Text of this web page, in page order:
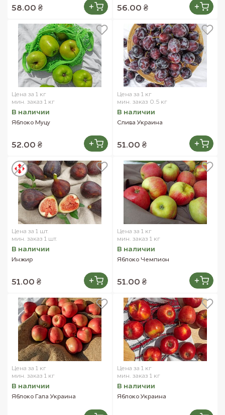
58.00 ₴ 56.00 ₴
Цена за 1 кг
мин. заказ 1 кг
В наличии
Яблоко Муцу
52.00 ₴
Цена за 1 кг
мин. заказ 0.5 кг
В наличии
Слива Украина
51.00 ₴
Цена за 1 шт.
мин. заказ 1 шт.
В наличии
Инжир
51.00 ₴
Цена за 1 кг
мин. заказ 1 кг
В наличии
Яблоко Чемпион
51.00 ₴
Цена за 1 кг
мин. заказ 1 кг
В наличии
Яблоко Гала Украина
Цена за 1 кг
мин. заказ 1 кг
В наличии
Яблоко Украина